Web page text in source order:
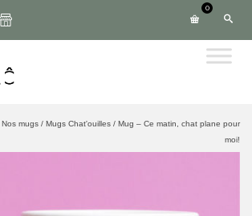
0
Nos mugs / Mugs Chat'ouilles / Mug – Ce matin, chat plane pour
moi!